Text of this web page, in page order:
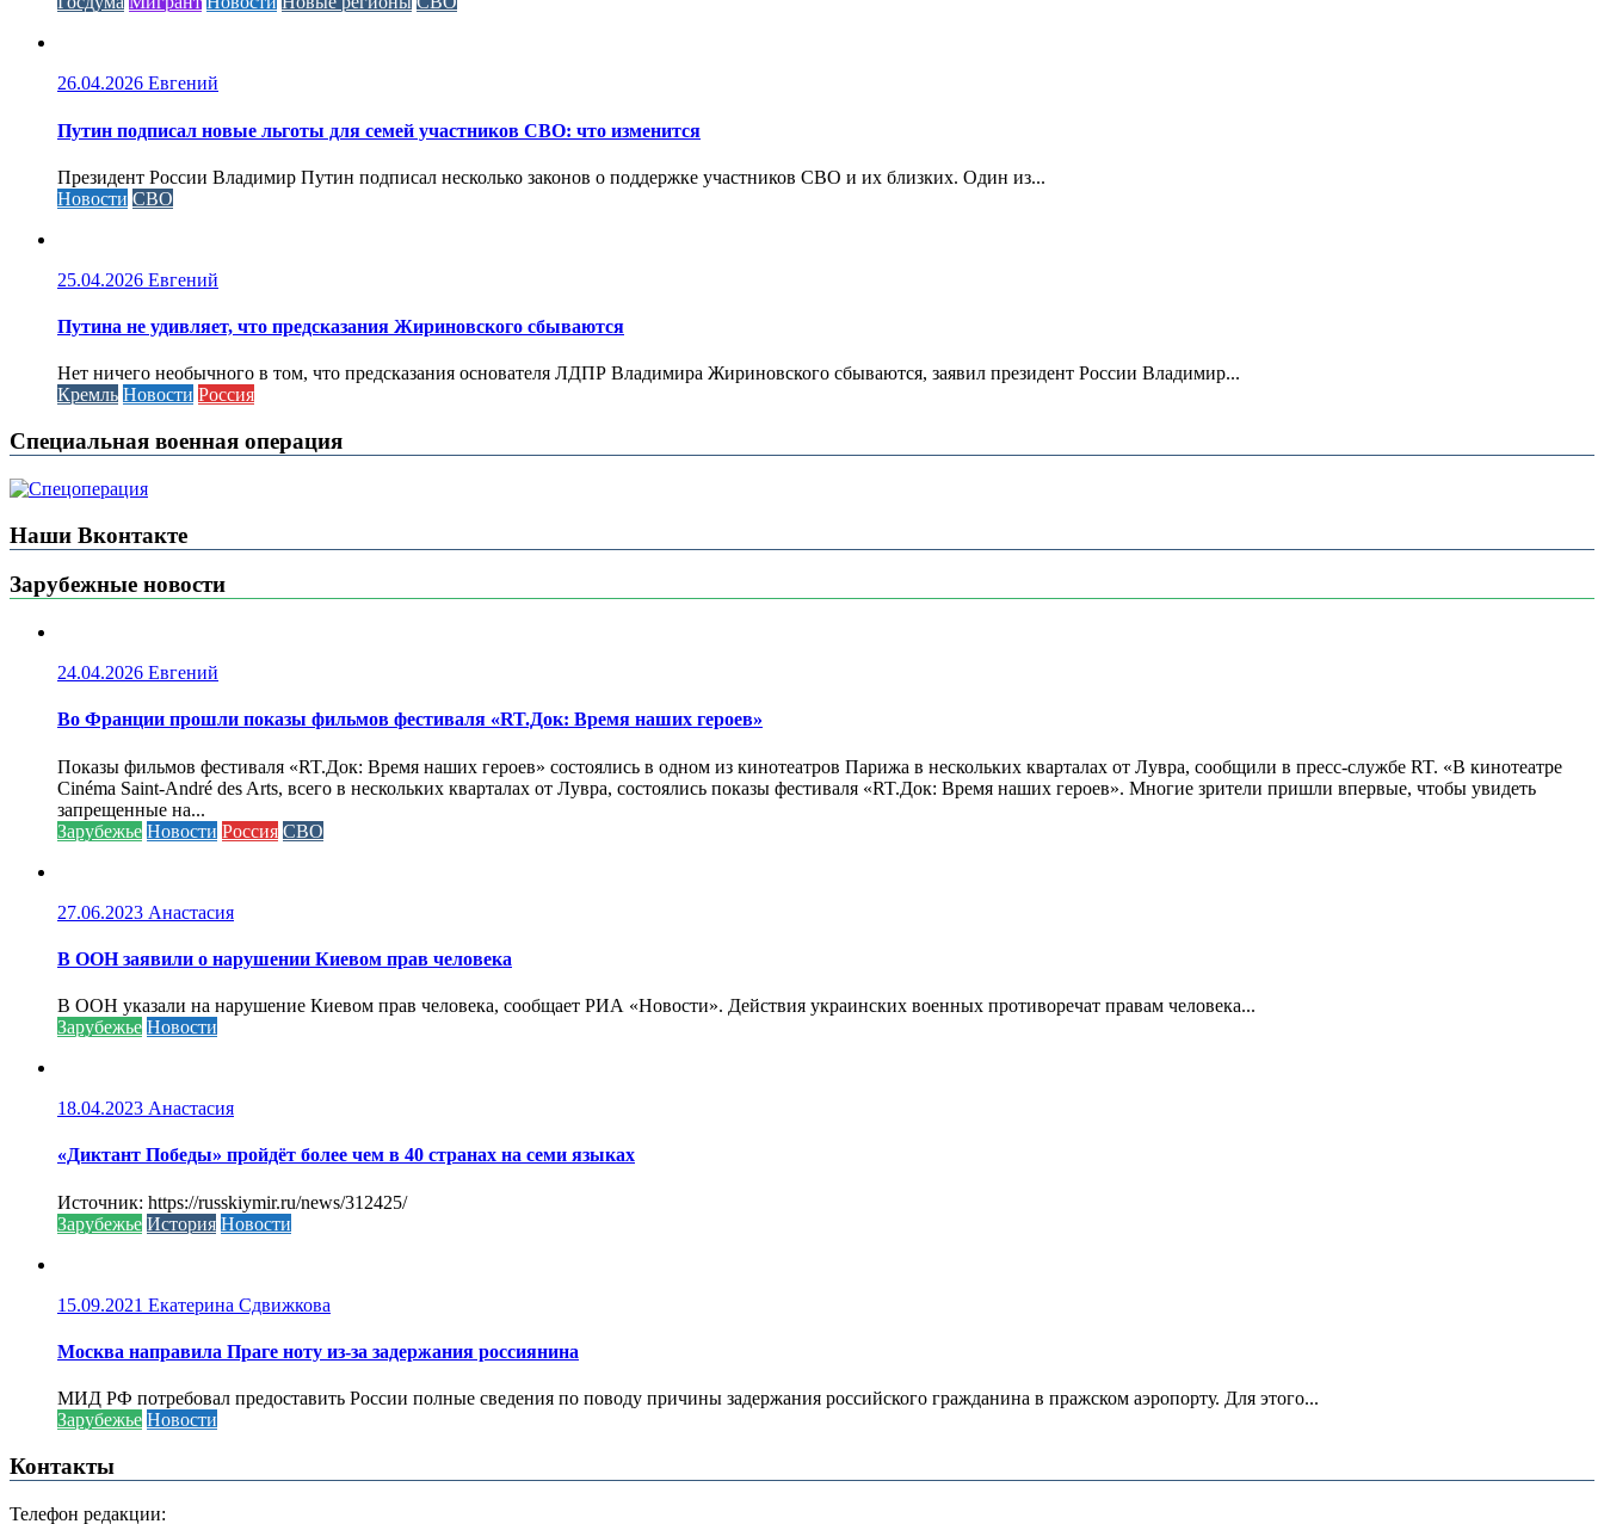
26.04.2026 Евгений
Путин подписал новые льготы для семей участников СВО: что изменится
Президент России Владимир Путин подписал несколько законов о поддержке участников СВО и их близких. Один из...
Новости СВО
25.04.2026 Евгений
Путина не удивляет, что предсказания Жириновского сбываются
Нет ничего необычного в том, что предсказания основателя ЛДПР Владимира Жириновского сбываются, заявил президент России Владимир...
Кремль Новости Россия
Специальная военная операция
Наши Вконтакте
Зарубежные новости
24.04.2026 Евгений
Во Франции прошли показы фильмов фестиваля «RT.Док: Время наших героев»
Показы фильмов фестиваля «RT.Док: Время наших героев» состоялись в одном из кинотеатров Парижа в нескольких кварталах от Лувра, сообщили в пресс-службе RT. «В кинотеатре
Cinéma Saint-André des Arts, всего в нескольких кварталах от Лувра, состоялись показы фестиваля «RT.Док: Время наших героев». Многие зрители пришли впервые, чтобы увидеть
запрещенные на...
Зарубежье Новости Россия СВО
27.06.2023 Анастасия
В ООН заявили о нарушении Киевом прав человека
В ООН указали на нарушение Киевом прав человека, сообщает РИА «Новости». Действия украинских военных противоречат правам человека...
Зарубежье Новости
18.04.2023 Анастасия
«Диктант Победы» пройдёт более чем в 40 странах на семи языках
Источник: https://russkiymir.ru/news/312425/
Зарубежье История Новости
15.09.2021 Екатерина Сдвижкова
Москва направила Праге ноту из-за задержания россиянина
МИД РФ потребовал предоставить России полные сведения по поводу причины задержания российского гражданина в пражском аэропорту. Для этого...
Зарубежье Новости
Контакты
Телефон редакции: